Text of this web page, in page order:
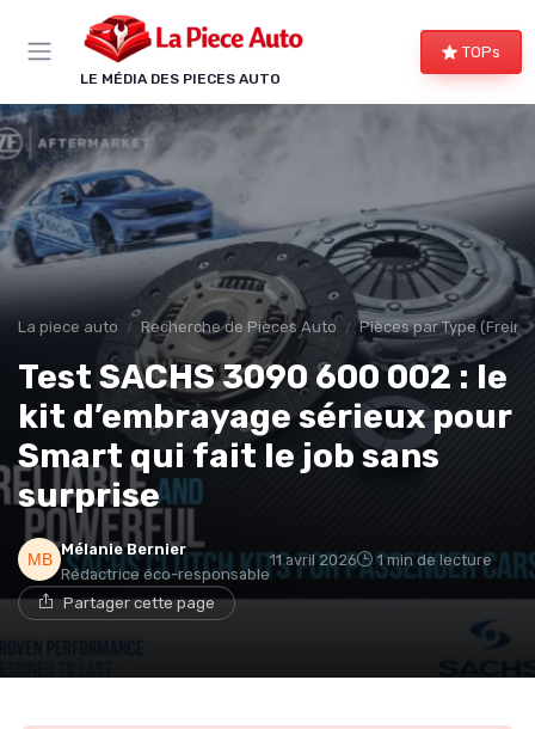
LE MÉDIA DES PIECES AUTO
TOPs
La piece auto Recherche de Pièces Auto Pièces par Type
Test SACHS 3090 600 002 : le
kit d’embrayage sérieux pour
Smart qui fait le job sans
surprise
Mélanie Bernier
Rédactrice éco-responsable
11 avril 2026 1 min de lecture
Partager cette page
Panneau de gestion des cookies